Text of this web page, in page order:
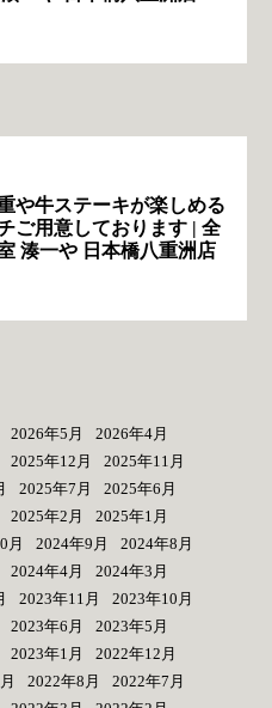
や牛ステーキが楽しめる
ご用意しております | 全
湊一や 日本橋八重洲店
2026年5月
2026年4月
2025年12月
2025年11月
2025年7月
2025年6月
2025年2月
2025年1月
月 2024年9月
2024年8月
2024年4月
2024年3月
2023年11月
2023年10月
2023年6月
2023年5月
2023年1月
2022年12月
2022年8月
2022年7月